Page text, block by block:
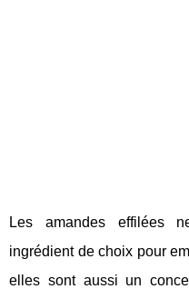
Les amandes effilées
ingrédient de choix pour
elles sont aussi un